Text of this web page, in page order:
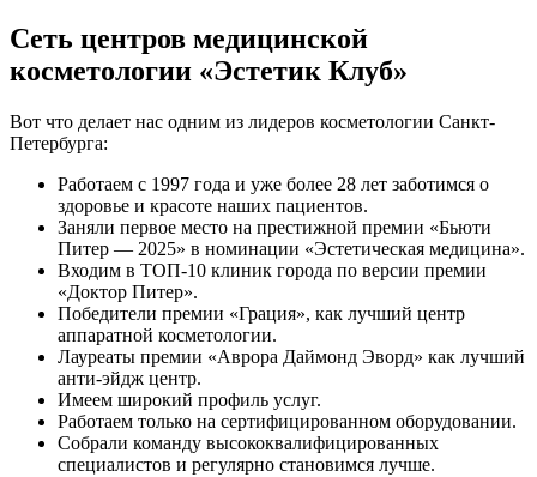
Сеть центров медицинской
косметологии «Эстетик Клуб»
Вот что делает нас одним из лидеров косметологии Санкт-
Петербурга:
Работаем с 1997 года и уже более 28 лет заботимся о
здоровье и красоте наших пациентов.
Заняли первое место на престижной премии «Бьюти
Питер — 2025» в номинации «Эстетическая медицина».
Входим в ТОП-10 клиник города по версии премии
«Доктор Питер».
Победители премии «Грация», как лучший центр
аппаратной косметологии.
Лауреаты премии «Аврора Даймонд Эворд» как лучший
анти-эйдж центр.
Имеем широкий профиль услуг.
Работаем только на сертифицированном оборудовании.
Собрали команду высококвалифицированных
специалистов и регулярно становимся лучше.